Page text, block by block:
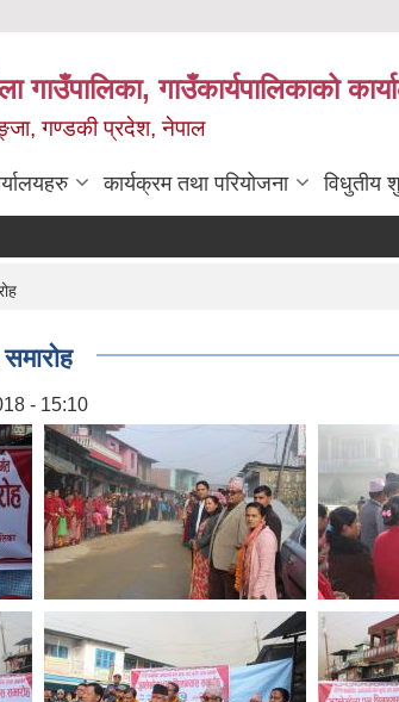
गाउँपालिका, गाउँकार्यपालिकाको
गण्डकी प्रदेश, नेपाल
कार्यक्रम तथा परियोजना विधुतीय
- 15:10